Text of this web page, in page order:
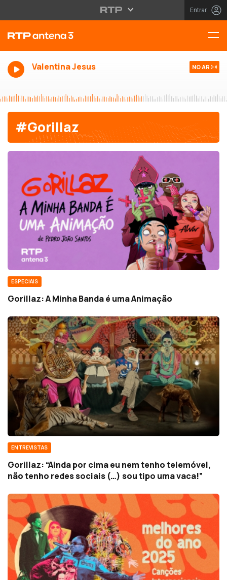
Entrar
Valentina Jesus NO AR
#Gorillaz
ESPECIAIS
Gorillaz: A Minha Banda é uma Animação
ENTREVISTAS
Gorillaz: “Ainda por cima eu nem tenho telemóvel,
não tenho redes sociais (…) sou tipo uma vaca!”